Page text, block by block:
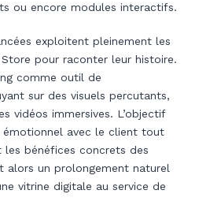
ou encore modules interactifs.
exploitent pleinement les
pour raconter leur histoire.
comme outil de
sur des visuels percutants,
vidéos immersives. L’objectif
avec le client tout
bénéfices concrets des
alors un prolongement naturel
vitrine digitale au service de